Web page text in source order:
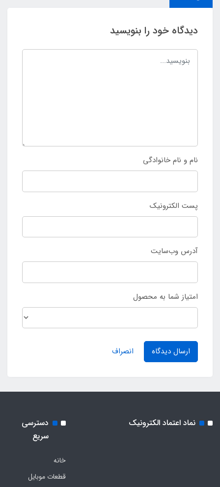
دیدگاه خود را بنویسید
نام و نام خانوادگی
پست الکترونیک
آدرس وب‌سایت
امتیاز شما به محصول
ارسال دیدگاه انصراف
نماد اعتماد الکترونیک
دسترسی
سریع
خانه
قطعات موبایل